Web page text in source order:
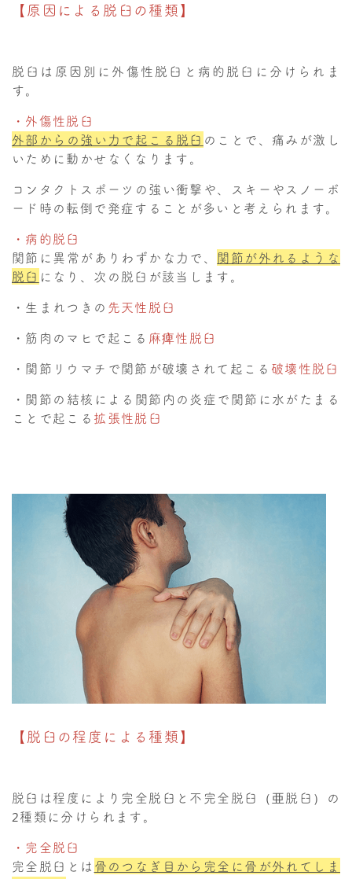
【原因による脱臼の種類】
脱臼は原因別に外傷性脱臼と病的脱臼に分けられま
す。
・外傷性脱臼
外部からの強い力で起こる脱臼 のことで、痛みが激し
いために動かせなくなります。
コンタクトスポーツの強い衝撃や、スキーやスノーボ
ード時の転倒で発症することが多いと考えられます。
・病的脱臼
関節に異常がありわずかな力で、 関節が外れるような
脱臼 になり、次の脱臼が該当します。
・生まれつきの 先天性脱臼
・筋肉のマヒで起こる 麻痺性脱臼
・関節リウマチで関節が破壊されて起こる 破壊性脱臼
・関節の結核による関節内の炎症で関節に水がたまる
ことで起こる 拡張性脱臼
【脱臼の程度による種類】
脱臼は程度により完全脱臼と不完全脱臼（亜脱臼）の
2種類に分けられます。
・完全脱臼
完全脱臼とは 骨のつなぎ目から完全に骨が外れてしま